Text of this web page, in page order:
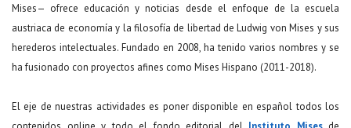
Mises— ofrece educación y noticias desde el enfoque de la escuela
austriaca de economía y la filosofía de libertad de Ludwig von Mises y sus
herederos intelectuales. Fundado en 2008, ha tenido varios nombres y se
ha fusionado con proyectos afines como Mises Hispano (2011-2018).
El eje de nuestras actividades es poner disponible en español todos los